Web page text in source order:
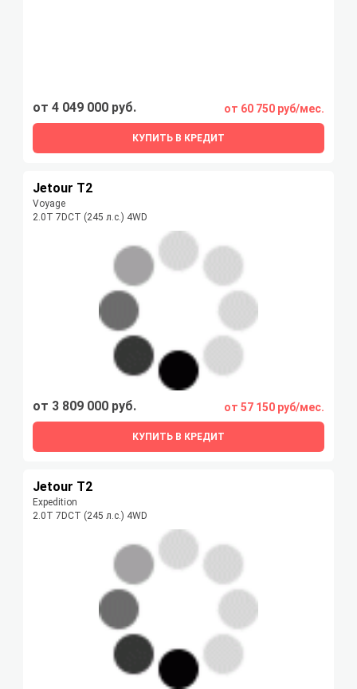
от 4 049 000 руб. от 60 750 руб/мес.
КУПИТЬ В КРЕДИТ
Jetour T2
Voyage
2.0T 7DCT (245 л.с.) 4WD
от 3 809 000 руб. от 57 150 руб/мес.
КУПИТЬ В КРЕДИТ
Jetour T2
Expedition
2.0T 7DCT (245 л.с.) 4WD